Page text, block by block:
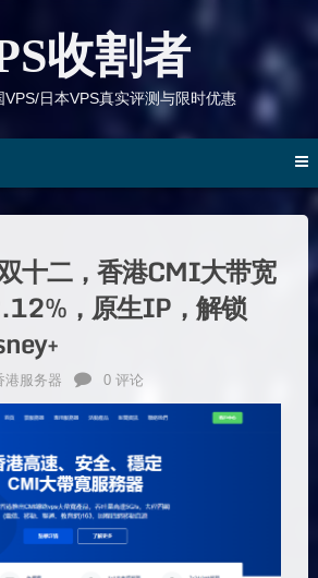
收割者
VPS/日本VPS真实评测与限时优惠
十二，香港CMI大带宽
，原生IP，解锁
港服务器 0 评论